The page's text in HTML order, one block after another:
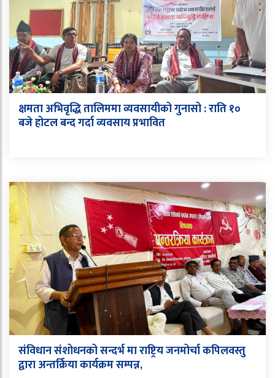
क्षमता अभिवृद्धि तालिममा व्यवसायीको गुनासो : राति १०
बजे होटल बन्द गर्दा व्यवसाय प्रभावित
संविधान संशोधनको सन्दर्भ मा राष्ट्रिय जनमोर्चा कपिलवस्तु
द्वारा अन्तर्क्रिया कार्यक्रम सम्पन्न,